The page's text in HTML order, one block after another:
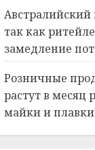
5
Австралийский
так как
замедление
Розничные
растут в месяц
майки и плавки